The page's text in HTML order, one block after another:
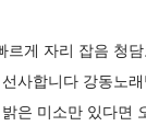
게 자리 잡음 청
사합니다 강동노
은 미소만 있다면